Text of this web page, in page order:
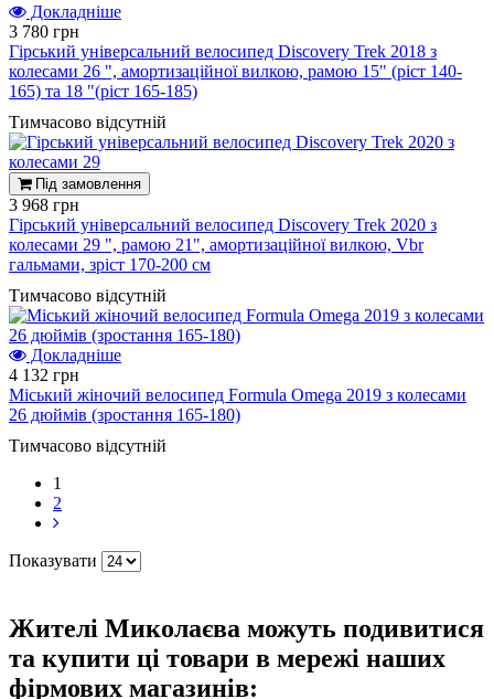
Докладніше
3 780 грн
Гірський універсальний велосипед Discovery Trek 2018 з
колесами 26 ", амортизаційної вилкою, рамою 15" (ріст 140-
165) та 18 "(ріст 165-185)
Тимчасово відсутній
Під замовлення
3 968 грн
Гірський універсальний велосипед Discovery Trek 2020 з
колесами 29 ", рамою 21", амортизаційної вилкою, Vbr
гальмами, зріст 170-200 см
Тимчасово відсутній
Докладніше
4 132 грн
Міський жіночий велосипед Formula Omega 2019 з колесами
26 дюймів (зростання 165-180)
Тимчасово відсутній
1
2
Показувати
Жителі Миколаєва можуть подивитися
та купити ці товари в мережі наших
фірмових магазинів: